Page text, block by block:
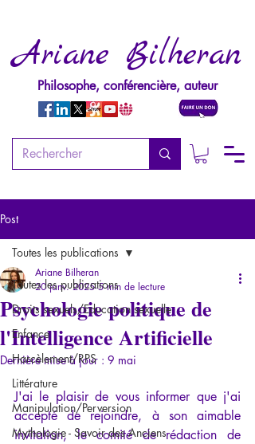
Ariane Bilheran
Philosophe, conférencière, auteur
Post
Toutes les publications
Droits sexuels/Education sexuelle
Enfance
Harcèlement/RPS
Littérature
Manipulation/Perversion
Mythologie - Savoir des Anciens
Toutes les publications
Psychologie politique de
l'Intelligence Artificielle
Ariane Bilheran
20 janv. 2025 5 min de lecture
Dernière mise à jour : 9 mai
J'ai le plaisir de vous informer que j'ai
accepté de rejoindre, à son aimable
invitation, le comité de rédaction de